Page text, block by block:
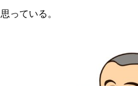
っている。